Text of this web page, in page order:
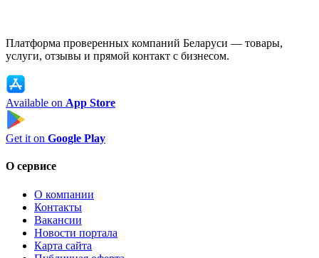
Платформа проверенных компаний Беларуси — товары,
услуги, отзывы и прямой контакт с бизнесом.
Available on App Store
Get it on Google Play
О сервисе
О компании
Контакты
Вакансии
Новости портала
Карта сайта